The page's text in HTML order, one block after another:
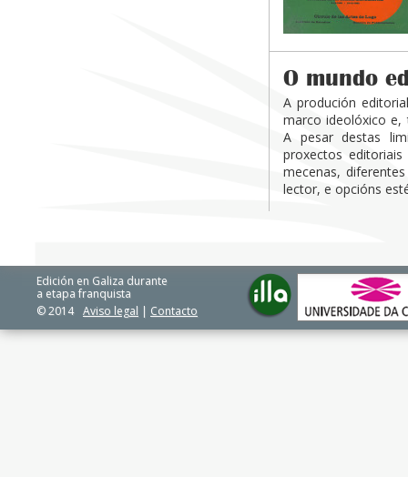
O mundo
A produción
marco ideolóxico e,
A pesar destas
proxectos
mecenas,
lector, e opcións
Edición en Galiza durante
a etapa franquista
© 2014 Aviso legal | Contacto